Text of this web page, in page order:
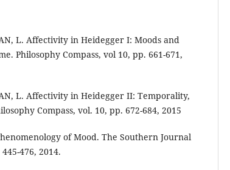
L. Affectivity in Heidegger I: Moods and
Philosophy Compass, vol 10, pp. 661-671,
L. Affectivity in Heidegger II: Temporality,
Compass, vol. 10, pp. 672-684, 2015
of Mood. The Southern Journal
476, 2014.